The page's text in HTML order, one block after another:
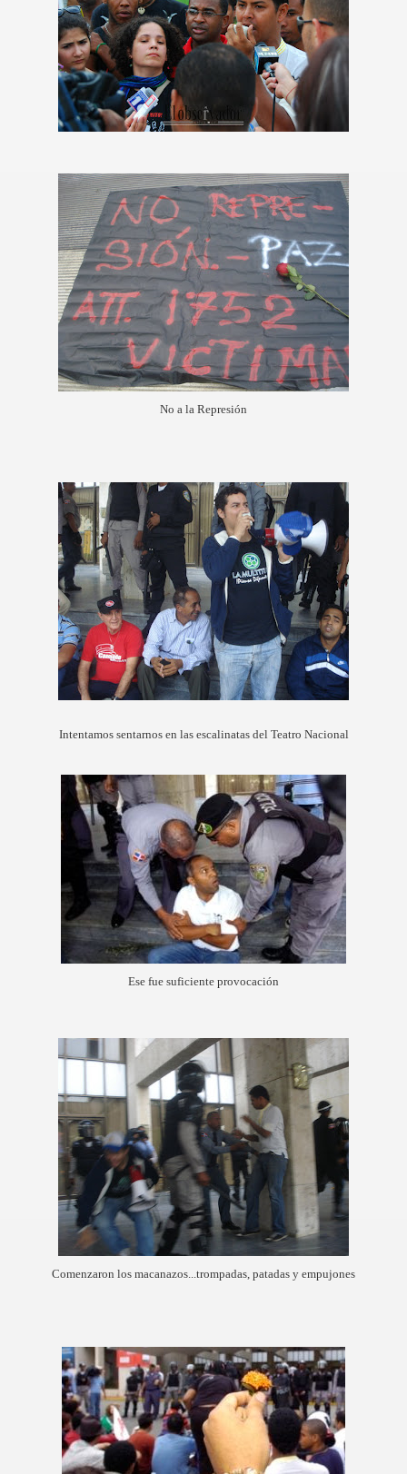
No a la Represión
Intentamos sentarnos en las escalinatas del Teatro Nacional
Ese fue suficiente provocación
Comenzaron los macanazos...trompadas, patadas y empujones